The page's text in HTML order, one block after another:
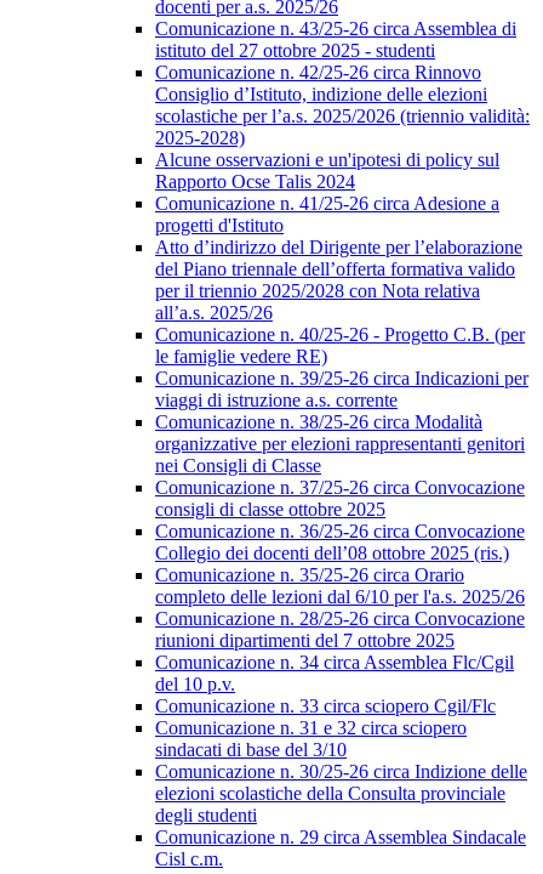
docenti per a.s. 2025/26
Comunicazione n. 43/25-26 circa Assemblea di
istituto del 27 ottobre 2025 - studenti
Comunicazione n. 42/25-26 circa Rinnovo
Consiglio d’Istituto, indizione delle elezioni
scolastiche per l’a.s. 2025/2026 (triennio validità:
2025-2028)
Alcune osservazioni e un'ipotesi di policy sul
Rapporto Ocse Talis 2024
Comunicazione n. 41/25-26 circa Adesione a
progetti d'Istituto
Atto d’indirizzo del Dirigente per l’elaborazione
del Piano triennale dell’offerta formativa valido
per il triennio 2025/2028 con Nota relativa
all’a.s. 2025/26
Comunicazione n. 40/25-26 - Progetto C.B. (per
le famiglie vedere RE)
Comunicazione n. 39/25-26 circa Indicazioni per
viaggi di istruzione a.s. corrente
Comunicazione n. 38/25-26 circa Modalità
organizzative per elezioni rappresentanti genitori
nei Consigli di Classe
Comunicazione n. 37/25-26 circa Convocazione
consigli di classe ottobre 2025
Comunicazione n. 36/25-26 circa Convocazione
Collegio dei docenti dell’08 ottobre 2025 (ris.)
Comunicazione n. 35/25-26 circa Orario
completo delle lezioni dal 6/10 per l'a.s. 2025/26
Comunicazione n. 28/25-26 circa Convocazione
riunioni dipartimenti del 7 ottobre 2025
Comunicazione n. 34 circa Assemblea Flc/Cgil
del 10 p.v.
Comunicazione n. 33 circa sciopero Cgil/Flc
Comunicazione n. 31 e 32 circa sciopero
sindacati di base del 3/10
Comunicazione n. 30/25-26 circa Indizione delle
elezioni scolastiche della Consulta provinciale
degli studenti
Comunicazione n. 29 circa Assemblea Sindacale
Cisl c.m.